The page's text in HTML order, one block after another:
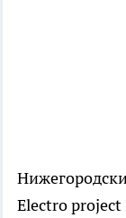
Electro